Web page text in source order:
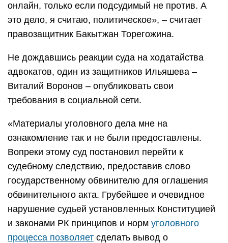
онлайн, только если подсудимый не против. А
это дело, я считаю, политическое», – считает
правозащитник Бакытжан Торегожина.
Не дождавшись реакции суда на ходатайства
адвокатов, один из защитников Ильяшева –
Виталий Воронов – опубликовать свои
требования в социальной сети.
«Материалы уголовного дела мне на
ознакомление так и не были предоставлены.
Вопреки этому суд постановил перейти к
судебному следствию, предоставив слово
государственному обвинителю для оглашения
обвинительного акта. Грубейшее и очевидное
нарушение судьей установленных Конституцией
и законами РК принципов и норм уголовного
процесса позволяет сделать вывод о